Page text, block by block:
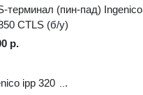
терминал (пин-пад) Ingenico
CTLS (б/у)
р.
ipp 320